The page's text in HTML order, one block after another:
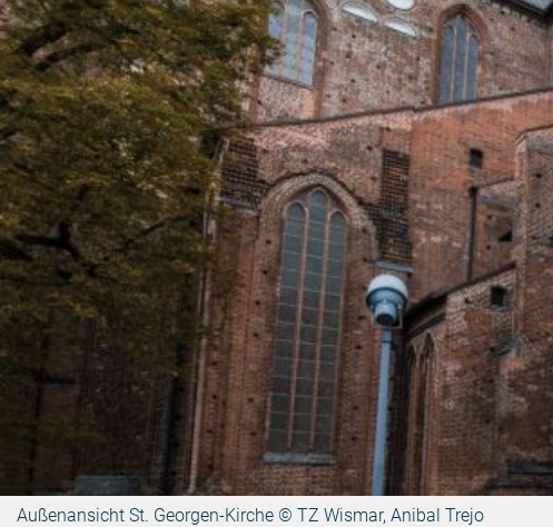
Außenansicht St. Georgen-Kirche © TZ Wismar, Anibal Trejo